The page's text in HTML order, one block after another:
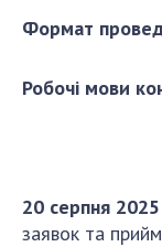
Центри
науковими
Оцінювання
наукових
Відкрита
Підготовка
Робота з
Формат
Робочі мови
20 серпня
заявок та